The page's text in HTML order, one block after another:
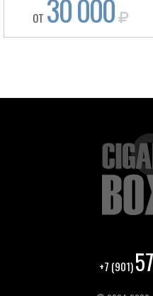
ОТ 30 000
+7 (901)